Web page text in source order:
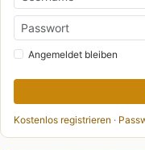
Angemeldet bleiben
Kostenlos registrieren ·